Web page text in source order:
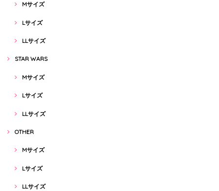
Mサイズ
Lサイズ
LLサイズ
STAR WARS
Mサイズ
Lサイズ
LLサイズ
OTHER
Mサイズ
Lサイズ
LLサイズ